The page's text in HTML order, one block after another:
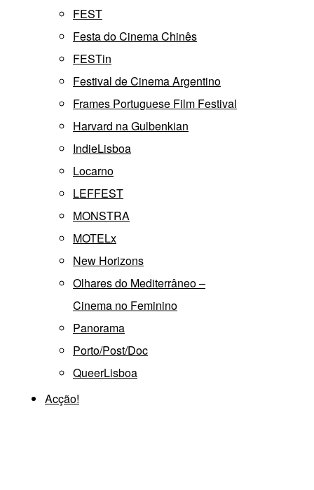
FEST
Festa do Cinema Chinês
FESTin
Festival de Cinema Argentino
Frames Portuguese Film Festival
Harvard na Gulbenkian
IndieLisboa
Locarno
LEFFEST
MONSTRA
MOTELx
New Horizons
Olhares do Mediterrâneo –
Cinema no Feminino
Panorama
Porto/Post/Doc
QueerLisboa
Acção!